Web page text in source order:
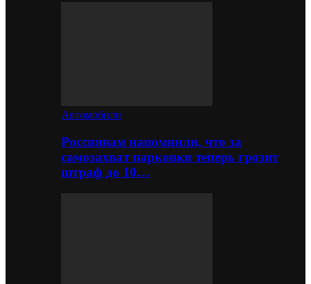
Автомобили
Россиянам напомнили, что за
самозахват парковки теперь грозит
штраф до 10…